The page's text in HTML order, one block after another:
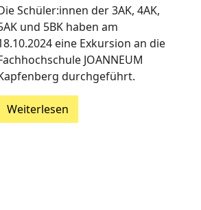
Schüler:innen der 3AK, 4AK,
und 5BK haben am
eine Exkursion an die
JOANNEUM
durchgeführt.
Weiterlesen